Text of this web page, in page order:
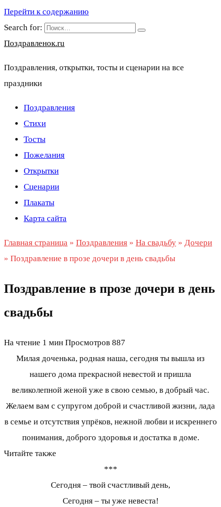
Перейти к содержанию
Search for:
Поздравленок.ru
Поздравления, открытки, тосты и сценарии на все
праздники
Поздравления
Стихи
Тосты
Пожелания
Открытки
Сценарии
Плакаты
Карта сайта
Главная страница » Поздравления » На свадьбу » Дочери
» Поздравление в прозе дочери в день свадьбы
Поздравление в прозе дочери в день
свадьбы
На чтение 1 мин Просмотров 887
Милая доченька, родная наша, сегодня ты вышла из
нашего дома прекрасной невестой и пришла
великолепной женой уже в свою семью, в добрый час.
Желаем вам с супругом доброй и счастливой жизни, лада
в семье и отсутствия упрёков, нежной любви и искреннего
понимания, доброго здоровья и достатка в доме.
Читайте также
***
Сегодня – твой счастливый день,
Сегодня – ты уже невеста!